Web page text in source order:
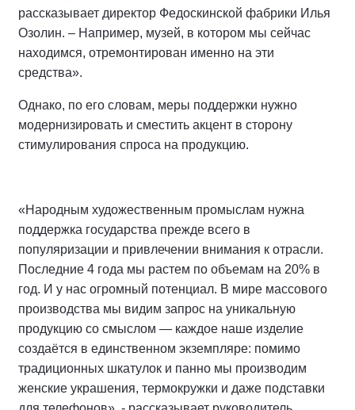
рассказывает директор Федоскинской фабрики Илья
Озолин. – Например, музей, в котором мы сейчас
находимся, отремонтирован именно на эти
средства».
Однако, по его словам, меры поддержки нужно
модернизировать и сместить акцент в сторону
стимулирования спроса на продукцию.
«Народным художественным промыслам нужна
поддержка государства прежде всего в
популяризации и привлечении внимания к отрасли.
Последние 4 года мы растем по объемам на 20% в
год. И у нас огромный потенциал. В мире массового
производства мы видим запрос на уникальную
продукцию со смыслом — каждое наше изделие
создаётся в единственном экземпляре: помимо
традиционных шкатулок и панно мы производим
женские украшения, термокружки и даже подставки